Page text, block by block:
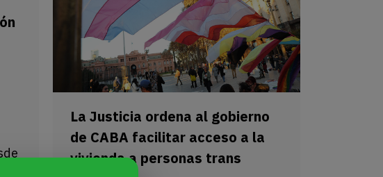
La Justicia ordena al gobierno
de CABA facilitar acceso a la
vivienda a personas trans